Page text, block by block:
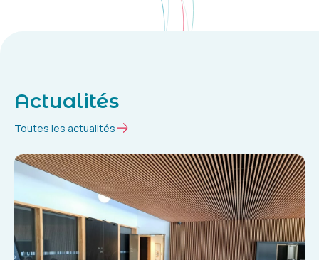
Actualités
Toutes les actualités